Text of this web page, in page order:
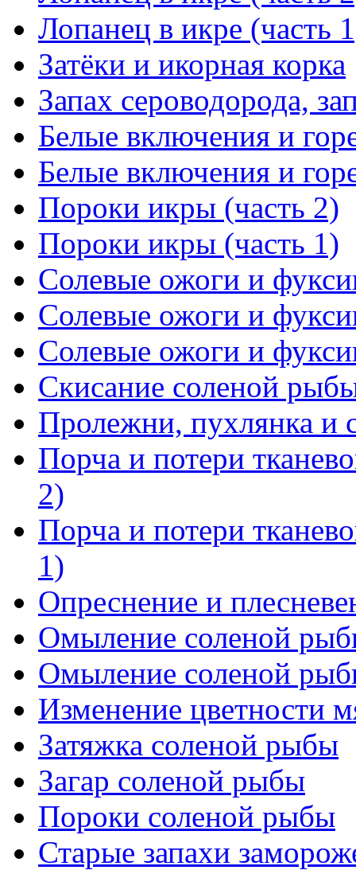
Лопанец в икре (часть
Затёки и икорная корка
Запах сероводорода,
Белые включения и
Белые включения и
Пороки икры (часть 2)
Пороки икры (часть 1)
Солевые ожоги и
Солевые ожоги и
Солевые ожоги и
Скисание соленой
Пролежни, пухлянка и
Порча и потери
2)
Порча и потери
1)
Опреснение и
Омыление соленой
Омыление соленой
Изменение цветности
Затяжка соленой рыбы
Загар соленой рыбы
Пороки соленой рыбы
Старые запахи